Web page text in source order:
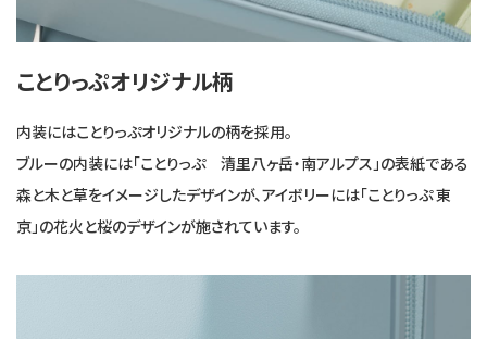
ことりっぷオリジナル柄
内装にはことりっぷオリジナルの柄を採用。
ブルーの内装には「ことりっぷ 清里八ヶ岳・南アルプス」の表紙である
森と木と草をイメージしたデザインが、アイボリーには「ことりっぷ 東
京」の花火と桜のデザインが施されています。